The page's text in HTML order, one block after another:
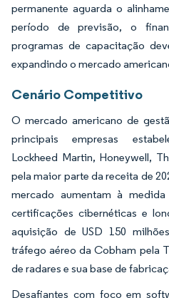
permanente aguarda o
período de previsão, o
programas de capacitação
expandindo o mercado
Cenário Competitivo
O mercado americano de
principais empresas
Lockheed Martin, Honeywell,
pela maior parte da receita de
mercado aumentam à
certificações cibernéticas e
aquisição de USD 150
tráfego aéreo da Cobham pela
de radares e sua base de
Desafiantes com foco em